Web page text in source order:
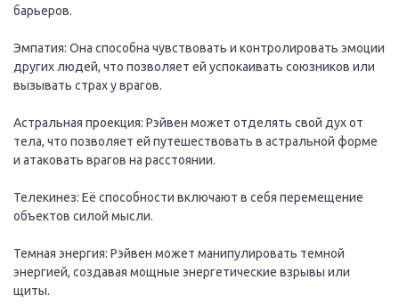
барьеров.
Эмпатия: Она способна чувствовать и контролировать эмоции
других людей, что позволяет ей успокаивать союзников или
вызывать страх у врагов.
Астральная проекция: Рэйвен может отделять свой дух от
тела, что позволяет ей путешествовать в астральной форме
и атаковать врагов на расстоянии.
Телекинез: Её способности включают в себя перемещение
объектов силой мысли.
Темная энергия: Рэйвен может манипулировать темной
энергией, создавая мощные энергетические взрывы или
щиты.